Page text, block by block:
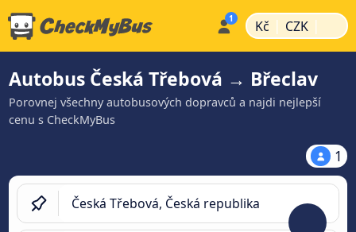
Kč | CZK |
Autobus Česká Třebová → Břeclav
Porovnej všechny autobusových dopravců a najdi nejlepší
cenu s CheckMyBus
1